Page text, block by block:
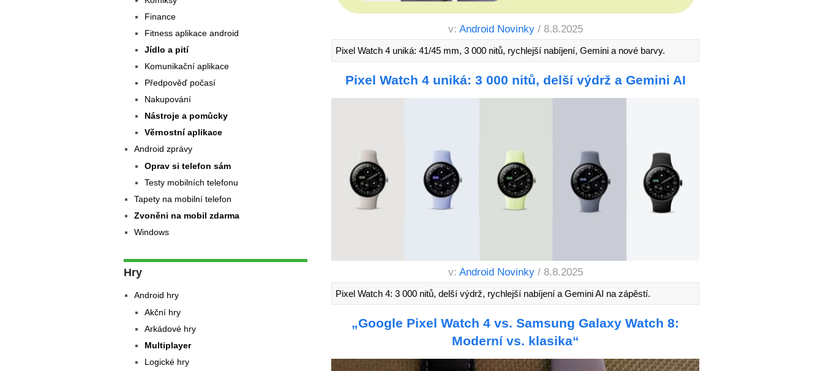
v: Android Novinky / 8.8.2025
Pixel Watch 4 uniká: 41/45 mm, 3 000 nitů, rychlejší nabíjení, Gemini a nové barvy.
Pixel Watch 4 uniká: 3 000 nitů, delší výdrž a Gemini AI
v: Android Novinky / 8.8.2025
Pixel Watch 4: 3 000 nitů, delší výdrž, rychlejší nabíjení a Gemini AI na zápěstí.
„Google Pixel Watch 4 vs. Samsung Galaxy Watch 8:
Moderní vs. klasika“
Finance
Fitness aplikace android
Jídlo a pití
Komunikační aplikace
Předpověď počasí
Nakupování
Nástroje a pomůcky
Věrnostní aplikace
Android zprávy
Oprav si telefon sám
Testy mobilních telefonu
Tapety na mobilní telefon
Zvoněni na mobil zdarma
Windows
Hry
Android hry
Akční hry
Arkádové hry
Multiplayer
Logické hry